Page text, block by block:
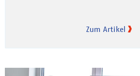
Zum Artikel